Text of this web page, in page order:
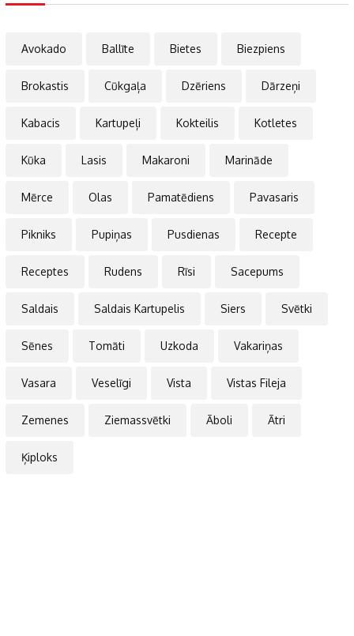
Avokado Ballīte Bietes Biezpiens
Brokastis Cūkgaļa Dzēriens Dārzeņi
Kabacis Kartupeļi Kokteilis Kotletes
Kūka Lasis Makaroni Marināde
Mērce Olas Pamatēdiens Pavasaris
Pikniks Pupiņas Pusdienas Recepte
Receptes Rudens Rīsi Sacepums
Saldais Saldais Kartupelis Siers Svētki
Sēnes Tomāti Uzkoda Vakariņas
Vasara Veselīgi Vista Vistas Fileja
Zemenes Ziemassvētki Āboli Ātri
Ķiploks